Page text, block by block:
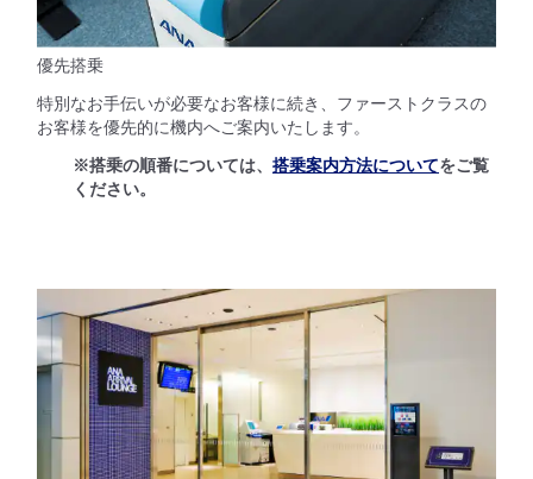
優先搭乗
特別なお手伝いが必要なお客様に続き、ファーストクラスの
お客様を優先的に機内へご案内いたします。
※搭乗の順番については、 搭乗案内方法についてをご覧
ください。